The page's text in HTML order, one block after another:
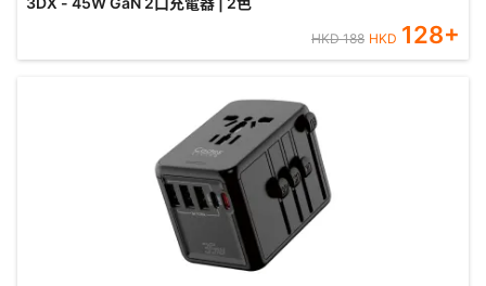
HKD188 HKD 128+